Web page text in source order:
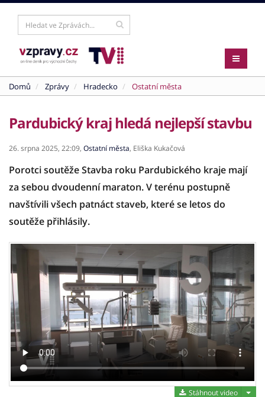
Domů Zprávy Hradecko Ostatní města
Pardubický kraj hledá nejlepší stavbu
26. srpna 2025, 22:09, Ostatní města, Eliška Kukačová
Porotci soutěže Stavba roku Pardubického kraje mají
za sebou dvoudenní maraton. V terénu postupně
navštívili všech patnáct staveb, které se letos do
soutěže přihlásily.
Stáhnout video